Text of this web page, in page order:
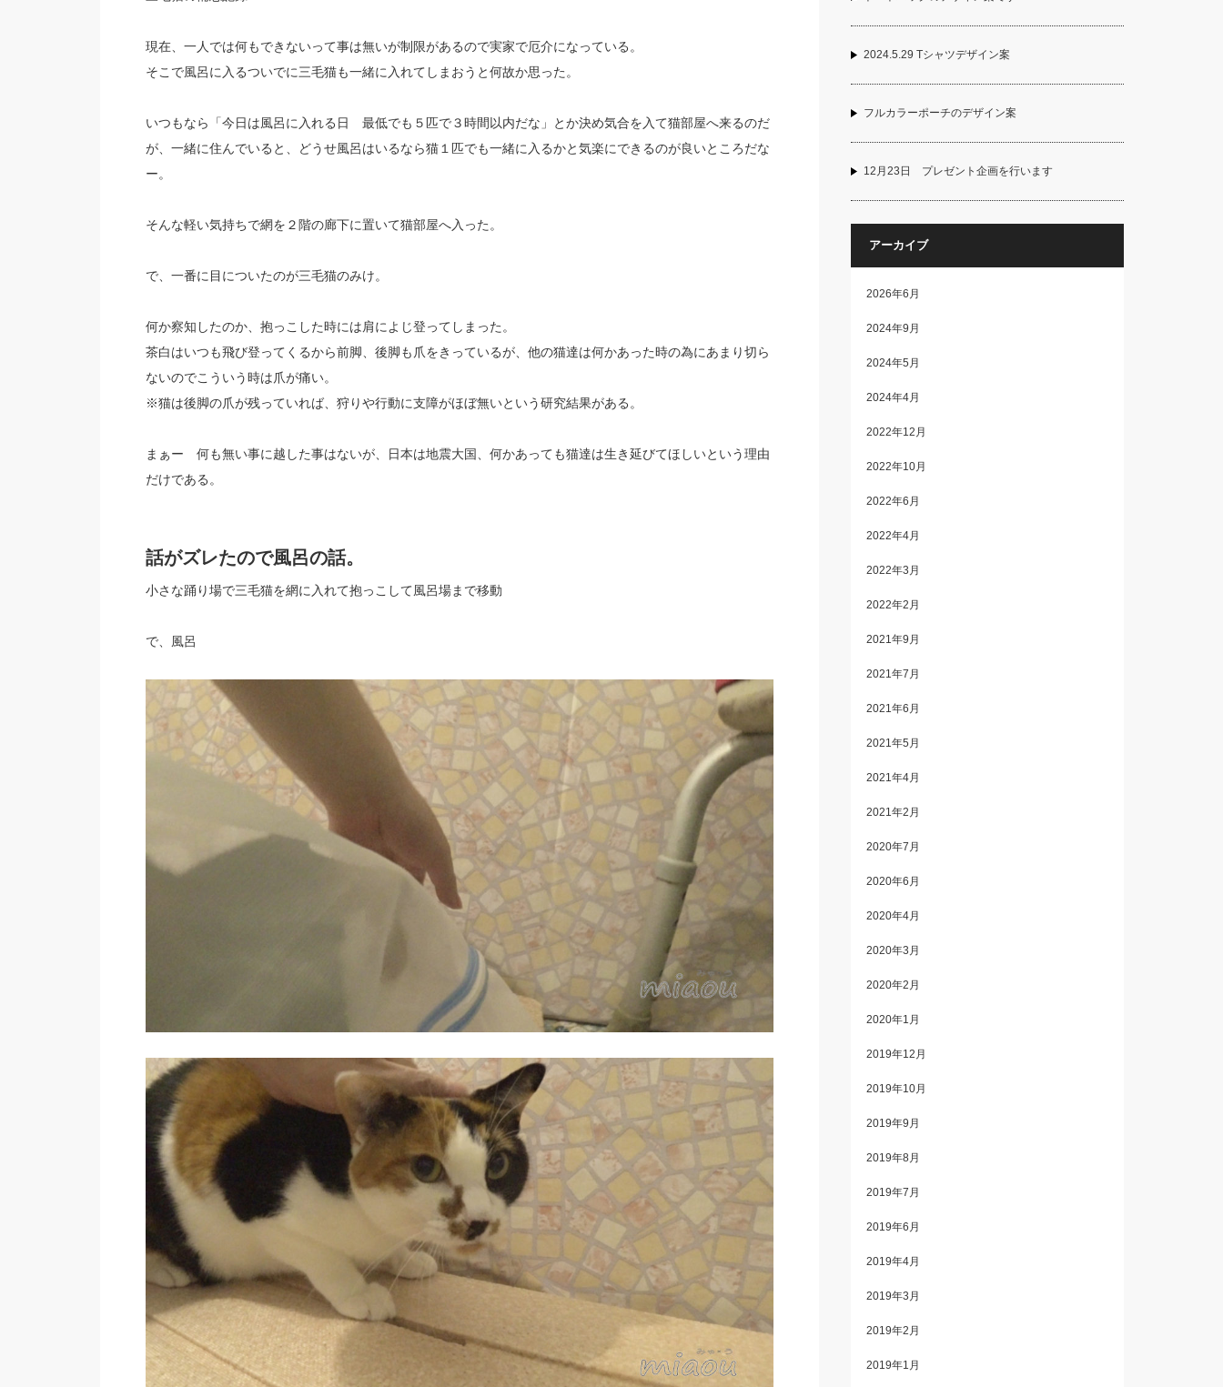
現在、一人では何もできないって事は無いが制限があるので実家で厄介になっている。
そこで風呂に入るついでに三毛猫も一緒に入れてしまおうと何故か思った。
いつもなら「今日は風呂に入れる日 最低でも５匹で３時間以内だな」とか決め気合を入て猫部屋へ来るのだ
が、一緒に住んでいると、どうせ風呂はいるなら猫１匹でも一緒に入るかと気楽にできるのが良いところだな
ー。
そんな軽い気持ちで網を２階の廊下に置いて猫部屋へ入った。
で、一番に目についたのが三毛猫のみけ。
何か察知したのか、抱っこした時には肩によじ登ってしまった。
茶白はいつも飛び登ってくるから前脚、後脚も爪をきっているが、他の猫達は何かあった時の為にあまり切ら
ないのでこういう時は爪が痛い。
※猫は後脚の爪が残っていれば、狩りや行動に支障がほぼ無いという研究結果がある。
まぁー 何も無い事に越した事はないが、日本は地震大国、何かあっても猫達は生き延びてほしいという理由
だけである。
話がズレたので風呂の話。
小さな踊り場で三毛猫を網に入れて抱っこして風呂場まで移動
で、風呂
2024.5.29 Tシャツデザイン案
フルカラーポーチのデザイン案
12月23日 プレゼント企画を行います
アーカイブ
2026年6月
2024年9月
2024年5月
2024年4月
2022年12月
2022年10月
2022年6月
2022年4月
2022年3月
2022年2月
2021年9月
2021年7月
2021年6月
2021年5月
2021年4月
2021年2月
2020年7月
2020年6月
2020年4月
2020年3月
2020年2月
2020年1月
2019年12月
2019年10月
2019年9月
2019年8月
2019年7月
2019年6月
2019年4月
2019年3月
2019年2月
2019年1月